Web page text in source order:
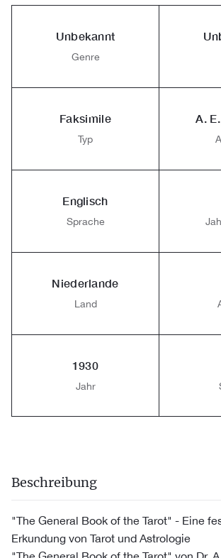
Unbekannt
Genre
Faksimile
Typ
A.
Englisch
Sprache
Niederlande
Land
1930
Jahr
Beschreibung
"The General Book of the Tarot" - Eine
Erkundung von Tarot und Astrologie